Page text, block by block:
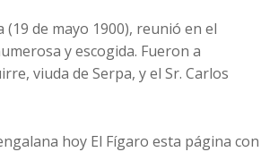
de mayo 1900), reunió en el
y escogida. Fueron a
viuda de Serpa, y el Sr. Carlos
hoy El Fígaro esta página con